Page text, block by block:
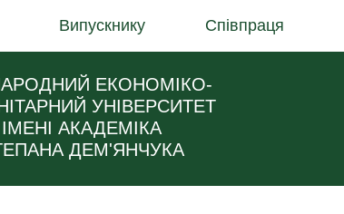
Випускнику Співпраця
ЕКОНОМІКО-
УНІВЕРСИТЕТ
ІМЕНІ АКАДЕМІКА
ДЕМ'ЯНЧУКА